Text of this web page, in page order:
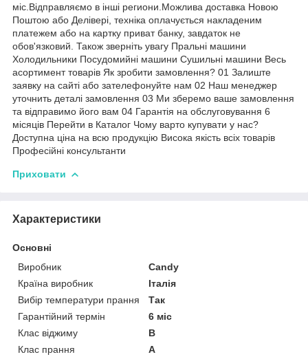
міс.Відправляємо в інші региони.Можлива доставка Новою
Поштою або Делівері, техніка оплачується накладеним
платежем або на картку приват банку, завдаток не
обов'язковий. Також зверніть увагу Пральні машини
Холодильники Посудомийні машини Сушильні машини Весь
асортимент товарів Як зробити замовлення? 01 Залиште
заявку на сайті або зателефонуйте нам 02 Наш менеджер
уточнить деталі замовлення 03 Ми зберемо ваше замовлення
та відправимо його вам 04 Гарантія на обслуговування 6
місяців Перейти в Каталог Чому варто купувати у нас?
Доступна ціна на всю продукцію Висока якість всіх товарів
Професійні консультанти
Приховати
Характеристики
Основні
Виробник
Candy
Країна виробник
Італія
Вибір температури прання
Так
Гарантійний термін
6 міс
Клас віджиму
B
Клас прання
A